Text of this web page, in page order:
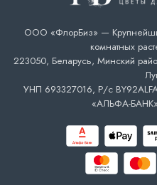
ООО «ФлорБиз» —
комнатных
223050, Беларусь, Минский
УНП 693327016, Р/с
«АЛЬФА-